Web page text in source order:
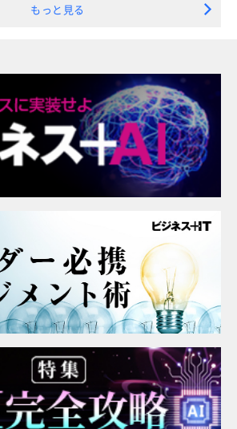
もっと見る